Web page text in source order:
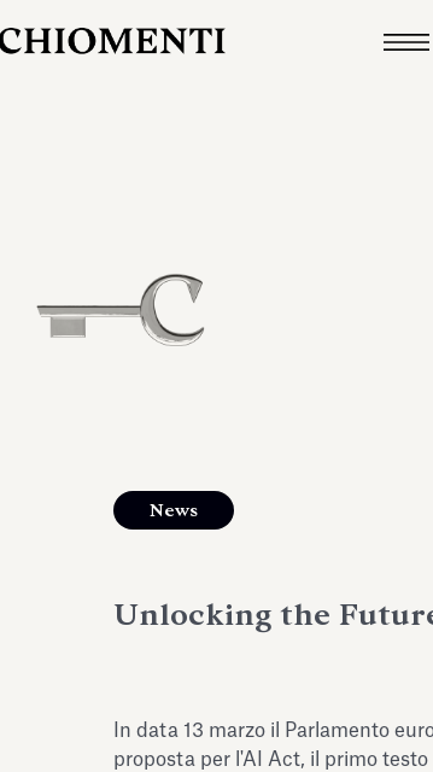
News
Unlocking the
In data 13 marzo il Parlamento
proposta per l'AI Act, il primo